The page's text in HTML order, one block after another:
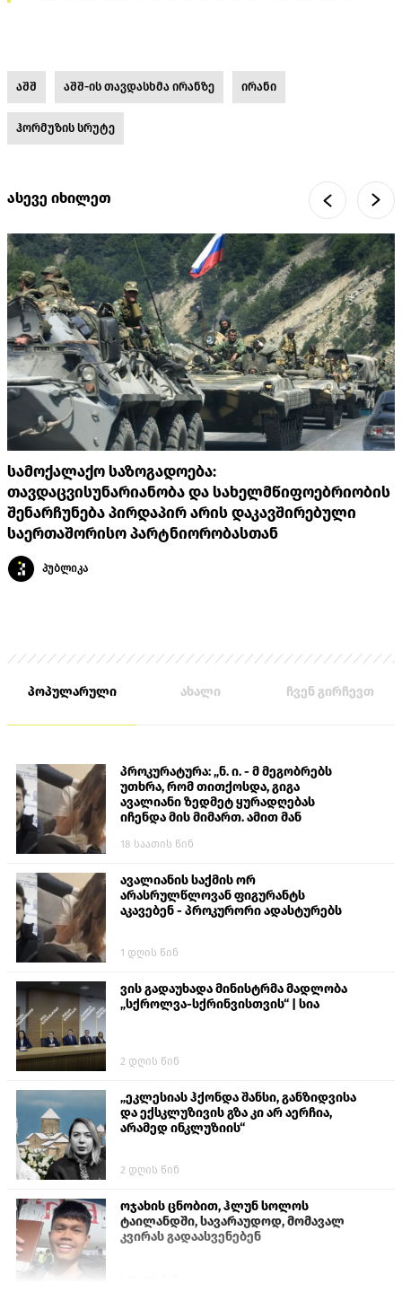
აშშ აშშ-ის თავდასხმა ირანზე ირანი
ჰორმუზის სრუტე
ასევე იხილეთ
სამოქალაქო საზოგადოება:
თავდაცვისუნარიანობა და სახელმწიფოებრიობის
შენარჩუნება პირდაპირ არის დაკავშირებული
საერთაშორისო პარტნიორობასთან
პუბლიკა
პოპულარული ახალი ჩვენ გირჩევთ
პროკურატურა: „ნ. ი. - მ მეგობრებს
უთხრა, რომ თითქოსდა, გიგა
ავალიანი ზედმეტ ყურადღებას
იჩენდა მის მიმართ. ამით მან
თავს დასხმოდა გიგა ავალიანს“
18 საათის წინ
ავალიანის საქმის ორ
არასრულწლოვან ფიგურანტს
აკავებენ - პროკურორი ადასტურებს
1 დღის წინ
ვის გადაუხადა მინისტრმა მადლობა
„სქროლვა-სქრინვისთვის“ | სია
2 დღის წინ
„ეკლესიას ჰქონდა შანსი, განზიდვისა
და ექსკლუზივის გზა კი არ აერჩია,
არამედ ინკლუზიის“
2 დღის წინ
ოჯახის ცნობით, ჰლუნ სოლოს
ტაილანდში, სავარაუდოდ, მომავალ
კვირას გადაასვენებენ